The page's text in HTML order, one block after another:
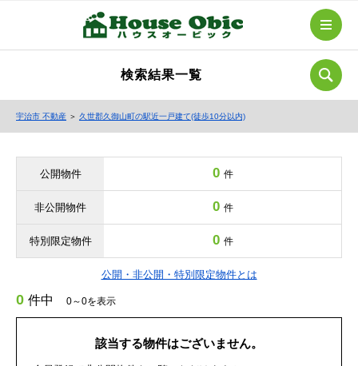
検索結果一覧
宇治市 不動産 ＞ 久世郡久御山町の駅近一戸建て(徒歩10分以内)
公開物件 0 件
非公開物件 0 件
特別限定物件 0 件
公開・非公開・特別限定物件とは
0 件中 0～0を表示
該当する物件はございません。